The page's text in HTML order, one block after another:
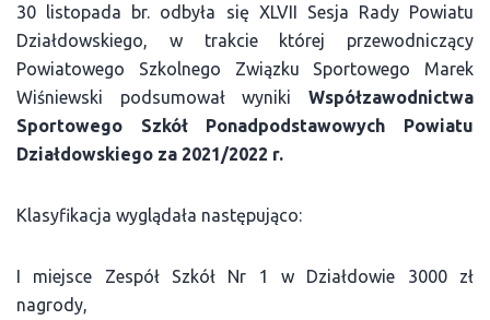
30 listopada br. odbyła się XLVII Sesja Rady Powiatu
Działdowskiego, w trakcie której przewodniczący
Powiatowego Szkolnego Związku Sportowego Marek
Wiśniewski podsumował wyniki Współzawodnictwa
Sportowego Szkół Ponadpodstawowych Powiatu
Działdowskiego za 2021/2022 r.
Klasyfikacja wyglądała następująco:
I miejsce Zespół Szkół Nr 1 w Działdowie 3000 zł
nagrody,